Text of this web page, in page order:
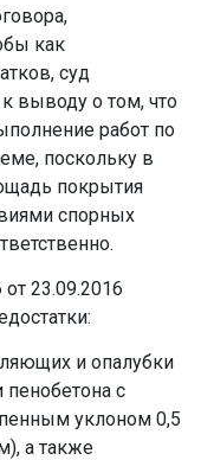
как
суд
выводу о том, что
работ по
поскольку в
покрытия
спорных
23.09.2016
и опалубки
с
уклоном 0,5
а также